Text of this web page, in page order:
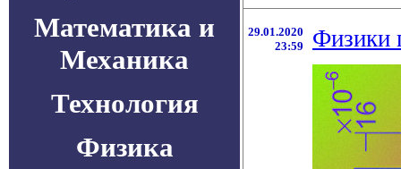
Математика и
Механика
Технология
Физика
29.01.2020
23:59
Физики